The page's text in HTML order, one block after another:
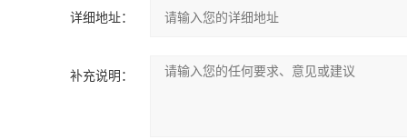
详细地址：
补充说明：